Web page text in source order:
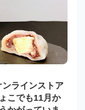
ラインストア
こでも11月か